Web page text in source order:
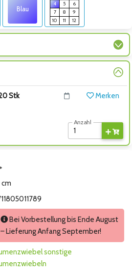
Blau
4
5
6
7
8
9
10
11 12
Stk Merken
Anzahl
cm
Bei Vorbestellung bis Ende August
– Lieferung Anfang September!
sonstige